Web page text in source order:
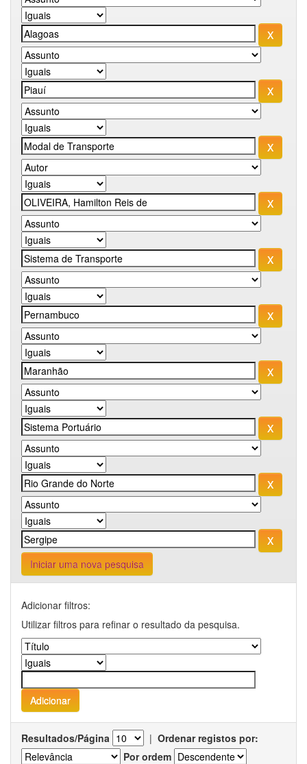
Iniciar uma nova pesquisa
Adicionar filtros:
Utilizar filtros para refinar o resultado da pesquisa.
Resultados/Página | Ordenar registos por:
Por ordem